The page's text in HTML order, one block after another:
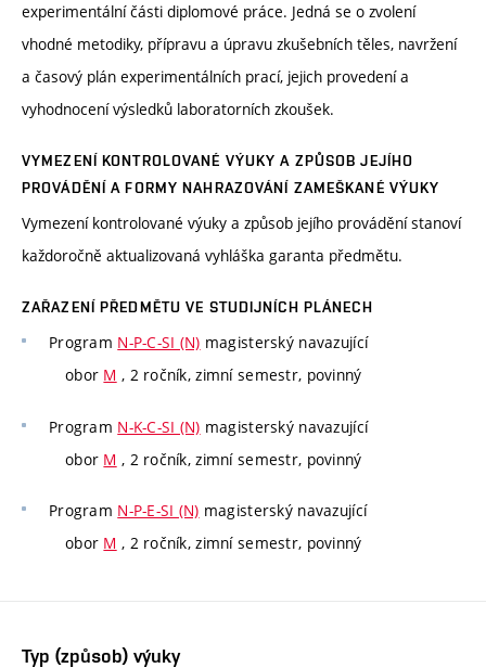
experimentální části diplomové práce. Jedná se o zvolení
vhodné metodiky, přípravu a úpravu zkušebních těles, navržení
a časový plán experimentálních prací, jejich provedení a
vyhodnocení výsledků laboratorních zkoušek.
VYMEZENÍ KONTROLOVANÉ VÝUKY A ZPŮSOB JEJÍHO
PROVÁDĚNÍ A FORMY NAHRAZOVÁNÍ ZAMEŠKANÉ VÝUKY
Vymezení kontrolované výuky a způsob jejího provádění stanoví
každoročně aktualizovaná vyhláška garanta předmětu.
ZAŘAZENÍ PŘEDMĚTU VE STUDIJNÍCH PLÁNECH
Program N-P-C-SI (N) magisterský navazující
obor M , 2 ročník, zimní semestr, povinný
Program N-K-C-SI (N) magisterský navazující
obor M , 2 ročník, zimní semestr, povinný
Program N-P-E-SI (N) magisterský navazující
obor M , 2 ročník, zimní semestr, povinný
Typ (způsob) výuky